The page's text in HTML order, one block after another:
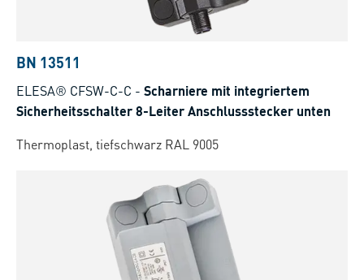
BN 13511
ELESA® CFSW-C-C - Scharniere mit integriertem
Sicherheitsschalter 8-Leiter Anschlussstecker unten
Thermoplast, tiefschwarz RAL 9005